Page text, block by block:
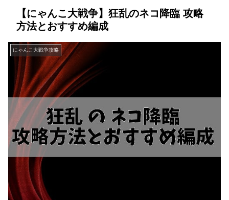
【にゃんこ大戦争】狂乱のネコ降臨 攻略
方法とおすすめ編成
にゃんこ大戦争攻略